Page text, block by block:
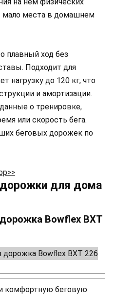
мало места в домашнем
плавный ход без
Подходит для
нагрузку до 120 кг, что
и амортизации.
о тренировке,
или скорость бега.
беговых дорожек по
для дома
Bowflex BXT
комфортную беговую